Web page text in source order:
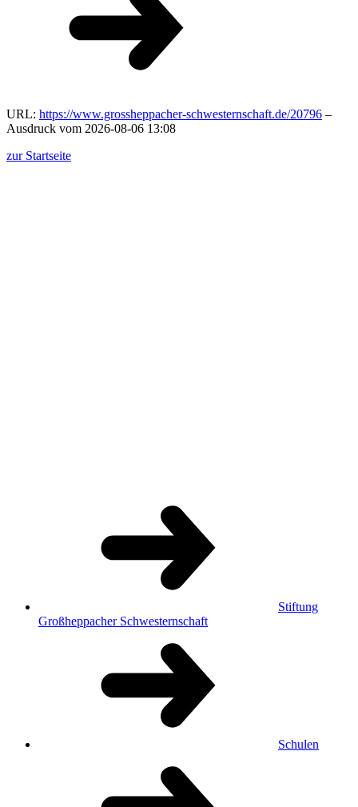
URL: https://www.grossheppacher-schwesternschaft.de/20796 –
Ausdruck vom 2026-08-06 13:08
zur Startseite
Stiftung
Großheppacher Schwesternschaft
Schulen